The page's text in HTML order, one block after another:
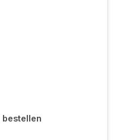
bestellen